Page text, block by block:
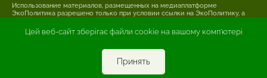
Цей веб-сайт зберігає файли cookie на вашому комп'ютері
Принять
Использование материалов, размещенных на медиаплатформе
ЭкоПолитика разрешено только при условии ссылки на ЭкоПолитику, а
систем, гиперссылки на страницу, где размещен оригинальный материал.
материале. За достоверность информации, опубликованной в рекламных
материалах, несет ответственность рекламодатель.